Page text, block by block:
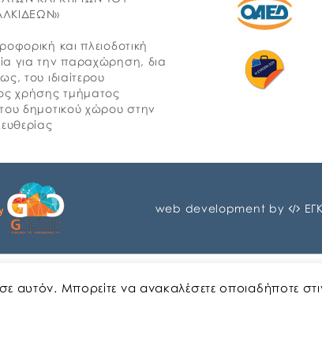
και πλειοδοτική
για την παραχώρηση, δια
του ιδιαίτερου
χρήσης τμήματος
δημοτικού χώρου στην
web development by
αυτόν. Μπορείτε να ανακαλέσετε οποιαδήποτε